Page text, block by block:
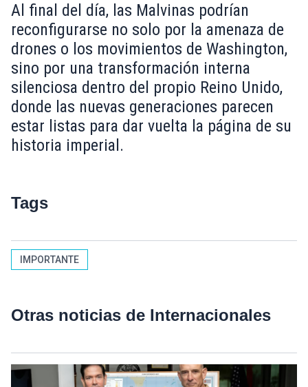
Al final del día, las Malvinas podrían
reconfigurarse no solo por la amenaza de
drones o los movimientos de Washington,
sino por una transformación interna
silenciosa dentro del propio Reino Unido,
donde las nuevas generaciones parecen
estar listas para dar vuelta la página de su
historia imperial.
Tags
IMPORTANTE
Otras noticias de Internacionales